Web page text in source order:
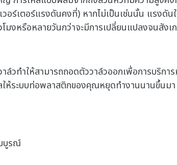
ร์เตอร์แรงดันคงที่) หากไม่เป็นเช่นนั้น แรงดัน
มงหรือหลายวันกว่าจะมีการเปลี่ยนแปลงจนสังเ
ทำให้สามารถถอดตัววาล์วออกเพื่อการบริกา
ให้ระบบท่อพลาสติกของคุณหยุดทำงานนานขึ้นมา
บูรณ์